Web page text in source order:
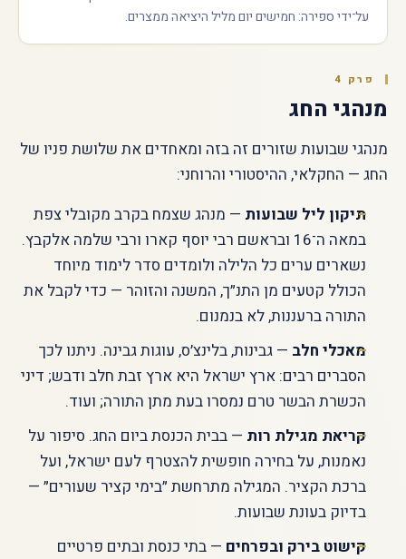
על־ידי ספירה: חמישים יום מליל היציאה ממצרים.
פרק 4
מנהגי החג
מנהגי שבועות שזורים זה בזה ומאחדים את שלושת פניו של
החג — החקלאי, ההיסטורי והרוחני:
תיקון ליל שבועות — מנהג שצמח בקרב מקובלי צפת
במאה ה־16 ובראשם רבי יוסף קארו ורבי שלמה אלקבץ.
נשארים ערים כל הלילה ולומדים סדר לימוד מיוחד
הכולל קטעים מן התנ״ך, המשנה והזוהר — כדי לקבל את
התורה ברעננות, לא בנמנום.
מאכלי חלב — גבינות, בלינצ׳ס, עוגות גבינה. ניתנו לכך
הסברים רבים: ארץ ישראל היא ארץ זבת חלב ודבש; דיני
הכשרת הבשר טרם נמסרו בעת מתן התורה; ועוד.
קריאת מגילת רות — בבית הכנסת ביום החג. סיפור על
נאמנות, על בחירה חופשית להצטרף לעם ישראל, ועל
ברכת הקציר. המגילה מתרחשת ״בימי קציר שעורים״ —
בדיוק בעונת שבועות.
קישוט בירק ובפרחים — בתי כנסת ובתים פרטיים